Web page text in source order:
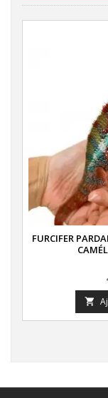
FURCIFER
